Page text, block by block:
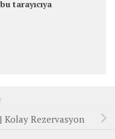
tarayıcıya
Kolay Rezervasyon